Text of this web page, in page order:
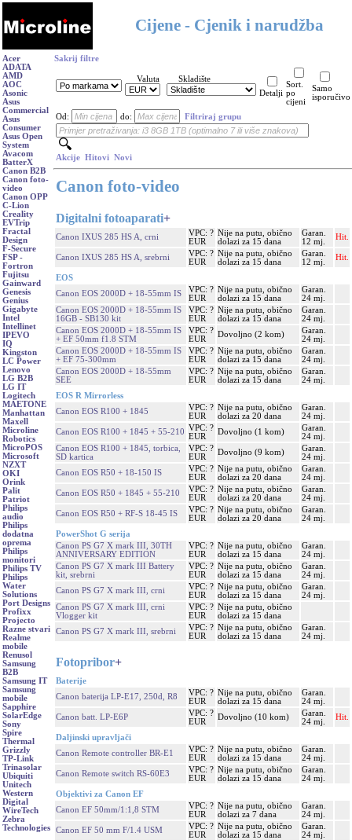
Cijene - Cjenik i narudžba
Acer
ADATA
AMD
AOC
Asonic
Asus
Commercial
Asus
Consumer
Asus Open
System
Avacom
BatterX
Canon B2B
Canon foto-
video
Canon OPP
C-Lion
Creality
EVTrip
Fractal
Design
F-Secure
FSP -
Fortron
Fujitsu
Gainward
Genesis
Genius
Gigabyte
Intel
Intellinet
IPEVO
IQ
Kingston
LC Power
Lenovo
LG B2B
LG IT
Logitech
MAETONE
Manhattan
Maxell
Microline
Robotics
MicroPOS
Microsoft
NZXT
OKI
Orink
Palit
Patriot
Philips
audio
Philips
dodatna
oprema
Philips
monitori
Philips TV
Philips
Water
Solutions
Port Designs
Profixx
Projecto
Razne stvari
Realme
mobile
Renusol
Samsung
B2B
Samsung IT
Samsung
mobile
Sapphire
SolarEdge
Sony
Spire
Thermal
Grizzly
TP-Link
Trinasolar
Ubiquiti
Unitech
Western
Digital
WireTech
Zebra
Technologies
Sakrij filtre
Valuta
Skladište
Detalji
Sort.
po
cijeni
Samo
isporučivo
Od: do: Filtriraj grupu
Akcije Hitovi Novi
Canon foto-video
Digitalni fotoaparati+
Canon IXUS 285 HS A, crni
VPC: ?
EUR
Nije na putu, obično
dolazi za 15 dana
Garan.
12 mj.
Hit.
Canon IXUS 285 HS A, srebrni
VPC: ?
EUR
Nije na putu, obično
dolazi za 15 dana
Garan.
12 mj.
Hit.
EOS
Canon EOS 2000D + 18-55mm IS
VPC: ?
EUR
Nije na putu, obično
dolazi za 15 dana
Garan.
24 mj.
Canon EOS 2000D + 18-55mm IS
16GB - SB130 kit
VPC: ?
EUR
Nije na putu, obično
dolazi za 15 dana
Garan.
24 mj.
Canon EOS 2000D + 18-55mm IS
+ EF 50mm f1.8 STM
VPC: ?
EUR
Dovoljno (2 kom)
Garan.
24 mj.
Canon EOS 2000D + 18-55mm IS
+ EF 75-300mm
VPC: ?
EUR
Nije na putu, obično
dolazi za 15 dana
Garan.
24 mj.
Canon EOS 2000D + 18-55mm
SEE
VPC: ?
EUR
Nije na putu, obično
dolazi za 15 dana
Garan.
24 mj.
EOS R Mirrorless
Canon EOS R100 + 1845
VPC: ?
EUR
Nije na putu, obično
dolazi za 20 dana
Garan.
24 mj.
Canon EOS R100 + 1845 + 55-210 VPC: ?
EUR
Dovoljno (1 kom)
Garan.
24 mj.
Canon EOS R100 + 1845, torbica,
SD kartica
VPC: ?
EUR
Dovoljno (9 kom)
Garan.
24 mj.
Canon EOS R50 + 18-150 IS
VPC: ?
EUR
Nije na putu, obično
dolazi za 20 dana
Garan.
24 mj.
Canon EOS R50 + 1845 + 55-210
VPC: ?
EUR
Nije na putu, obično
dolazi za 20 dana
Garan.
24 mj.
Canon EOS R50 + RF-S 18-45 IS
VPC: ?
EUR
Nije na putu, obično
dolazi za 20 dana
Garan.
24 mj.
PowerShot G serija
Canon PS G7 X mark III, 30TH
ANNIVERSARY EDITION
VPC: ?
EUR
Nije na putu, obično
dolazi za 15 dana
Garan.
24 mj.
Canon PS G7 X mark III Battery
kit, srebrni
VPC: ?
EUR
Nije na putu, obično
dolazi za 15 dana
Garan.
24 mj.
Canon PS G7 X mark III, crni
VPC: ?
EUR
Nije na putu, obično
dolazi za 15 dana
Garan.
24 mj.
Canon PS G7 X mark III, crni
Vlogger kit
VPC: ?
EUR
Nije na putu, obično
dolazi za 15 dana
Canon PS G7 X mark III, srebrni
VPC: ?
EUR
Nije na putu, obično
dolazi za 15 dana
Garan.
24 mj.
Fotopribor+
Baterije
Canon baterija LP-E17, 250d, R8
VPC: ?
EUR
Nije na putu, obično
dolazi za 15 dana
Garan.
24 mj.
Canon batt. LP-E6P
VPC: ?
EUR
Dovoljno (10 kom)
Garan.
24 mj.
Hit.
Daljinski upravljači
Canon Remote controller BR-E1
VPC: ?
EUR
Nije na putu, obično
dolazi za 15 dana
Garan.
24 mj.
Canon Remote switch RS-60E3
VPC: ?
EUR
Nije na putu, obično
dolazi za 15 dana
Garan.
24 mj.
Objektivi za Canon EF
Canon EF 50mm/1:1,8 STM
VPC: ?
EUR
Nije na putu, obično
dolazi za 7 dana
Garan.
24 mj.
Canon EF 50 mm F/1.4 USM
VPC: ?
EUR
Nije na putu, obično
dolazi za 15 dana
Garan.
24 mj.